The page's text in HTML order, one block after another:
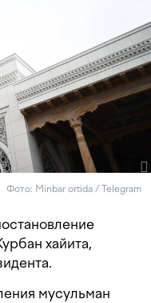
Фото: Minbar ortida / Telegram
хайита,
мусульман